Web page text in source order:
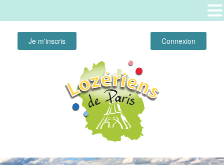
Connexion
Je m'inscris